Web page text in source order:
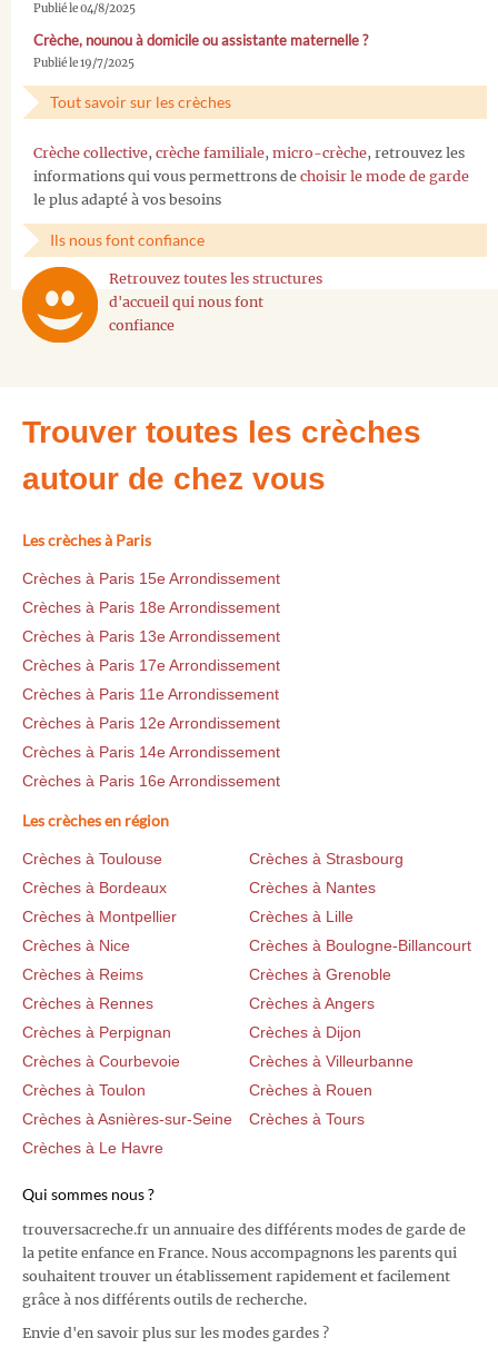
Publié le 04/8/2025
Crèche, nounou à domicile ou assistante maternelle ?
Publié le 19/7/2025
Tout savoir sur les crèches
Crèche collective, crèche familiale, micro-crèche, retrouvez les
informations qui vous permettrons de choisir le mode de garde
le plus adapté à vos besoins
Ils nous font confiance
Retrouvez toutes les structures
d'accueil qui nous font
confiance
Trouver toutes les crèches
autour de chez vous
Les crèches à Paris
Crèches à Paris 15e Arrondissement
Crèches à Paris 18e Arrondissement
Crèches à Paris 13e Arrondissement
Crèches à Paris 17e Arrondissement
Crèches à Paris 11e Arrondissement
Crèches à Paris 12e Arrondissement
Crèches à Paris 14e Arrondissement
Crèches à Paris 16e Arrondissement
Les crèches en région
Crèches à Toulouse
Crèches à Strasbourg
Crèches à Bordeaux
Crèches à Nantes
Crèches à Montpellier
Crèches à Lille
Crèches à Nice
Crèches à Boulogne-Billancourt
Crèches à Reims
Crèches à Grenoble
Crèches à Rennes
Crèches à Angers
Crèches à Perpignan
Crèches à Dijon
Crèches à Courbevoie
Crèches à Villeurbanne
Crèches à Toulon
Crèches à Rouen
Crèches à Asnières-sur-Seine
Crèches à Tours
Crèches à Le Havre
Qui sommes nous ?
trouversacreche.fr un annuaire des différents modes de garde de
la petite enfance en France. Nous accompagnons les parents qui
souhaitent trouver un établissement rapidement et facilement
grâce à nos différents outils de recherche.
Envie d'en savoir plus sur les modes gardes ?